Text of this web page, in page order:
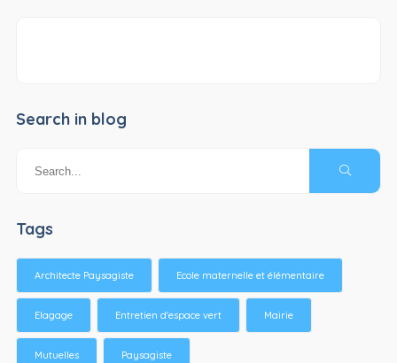
Search in blog
Tags
Architecte Paysagiste Ecole maternelle et élémentaire
Elagage Entretien d'espace vert Mairie
Mutuelles Paysagiste